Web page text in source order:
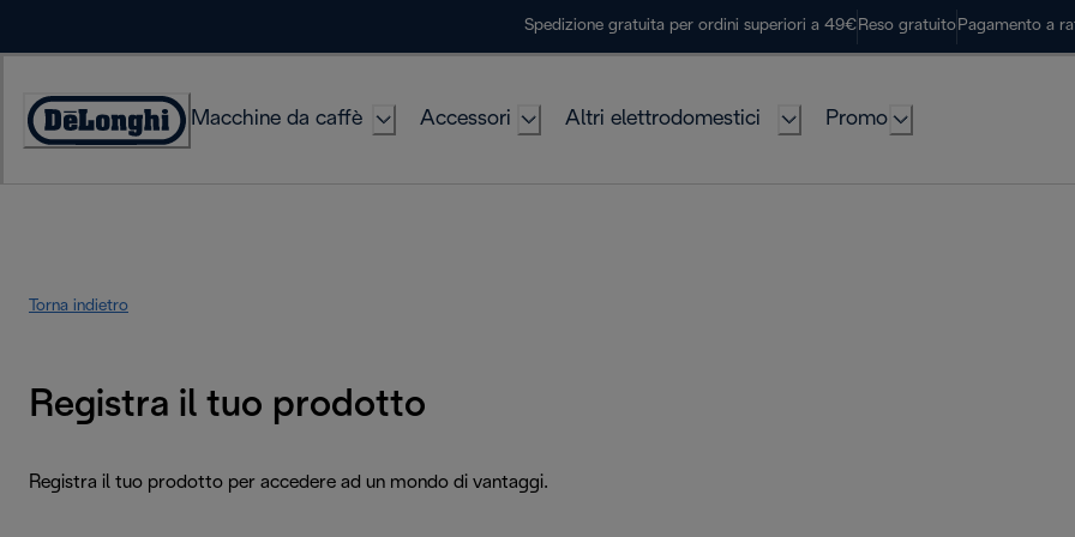
Spedizione gratuita per ordini superiori a 49€ Reso gratuito Pagamento a
Accessibility
Macchine da caffè Accessori Altri elettrodomestici Promo
Torna indietro
Registra il tuo prodotto
Registra il tuo prodotto per accedere ad un mondo di vantaggi.